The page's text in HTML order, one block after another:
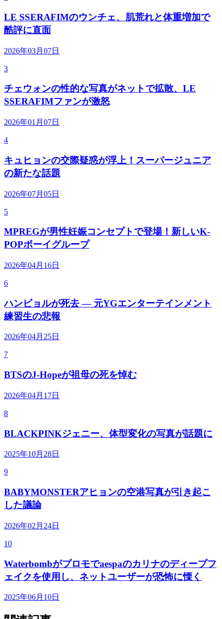
LE SSERAFIMのウンチェ、肌荒れと体重増加で
酷評に直面
2026年03月07日
3
チェウォンの性的な写真がネットで拡散、LE
SSERAFIMファンが激怒
2026年01月07日
4
キュヒョンの交際疑惑が浮上！スーパージュニア
の新たな話題
2026年07月05日
5
MPREGが男性妊娠コンセプトで登場！新しいK-
POPボーイグループ
2026年04月16日
6
ハンビョルが死去 — 元YGエンターテインメント
練習生の悲報
2026年04月25日
7
BTSのJ-Hopeが祖母の死を悼む
2026年04月17日
8
BLACKPINKジェニー、体型変化の写真が話題に
2025年10月28日
9
BABYMONSTERアヒョンの空港写真が引き起こ
した議論
2026年02月24日
10
Waterbombがプロモでaespaのカリナのディープフ
ェイクを使用し、ネットユーザーが恐怖に慄く
2025年06月10日